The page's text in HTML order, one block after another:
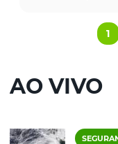
1
AO VIVO